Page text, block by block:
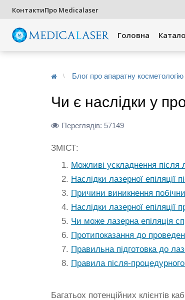
КонтактиПро Medicalaser
Головна
Блог про апаратну косметологію
Чи є наслідки у
Переглядів: 57149
ЗМІСТ:
Можливі ускладнення після
Наслідки лазерної епіляції
Причини виникнення
Наслідки лазерної епіляції
Чи може лазерна епіляція
Протипоказання до
Правильна підготовка до
Правила після-
Багатьох потенційних клієнтів